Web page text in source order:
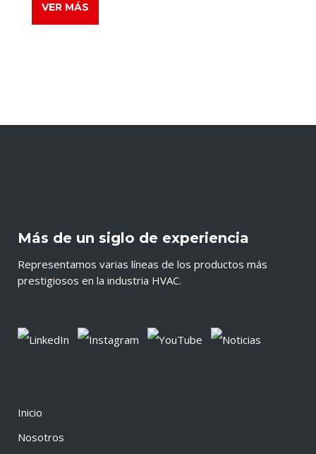
VER MÁS
Más de un siglo de experiencia
Representamos varias líneas de los productos más
prestigiosos en la industria HVAC.
Inicio
Nosotros